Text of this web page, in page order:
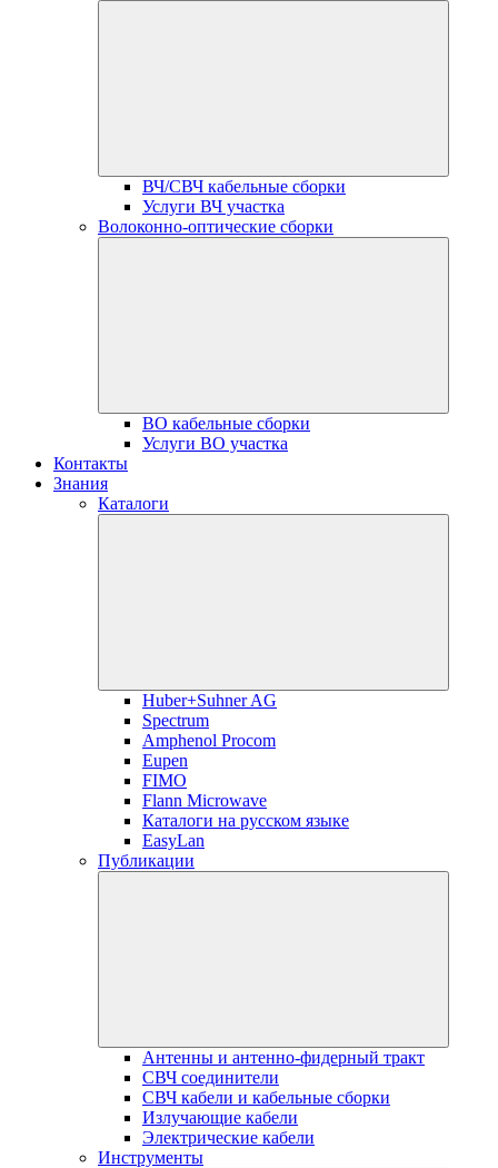
ВЧ/СВЧ кабельные сборки
Услуги ВЧ участка
Волоконно-оптические сборки
ВО кабельные сборки
Услуги ВО участка
Контакты
Знания
Каталоги
Huber+Suhner AG
Spectrum
Amphenol Procom
Eupen
FIMO
Flann Microwave
Каталоги на русском языке
EasyLan
Публикации
Антенны и антенно-фидерный тракт
СВЧ соединители
СВЧ кабели и кабельные сборки
Излучающие кабели
Электрические кабели
Инструменты